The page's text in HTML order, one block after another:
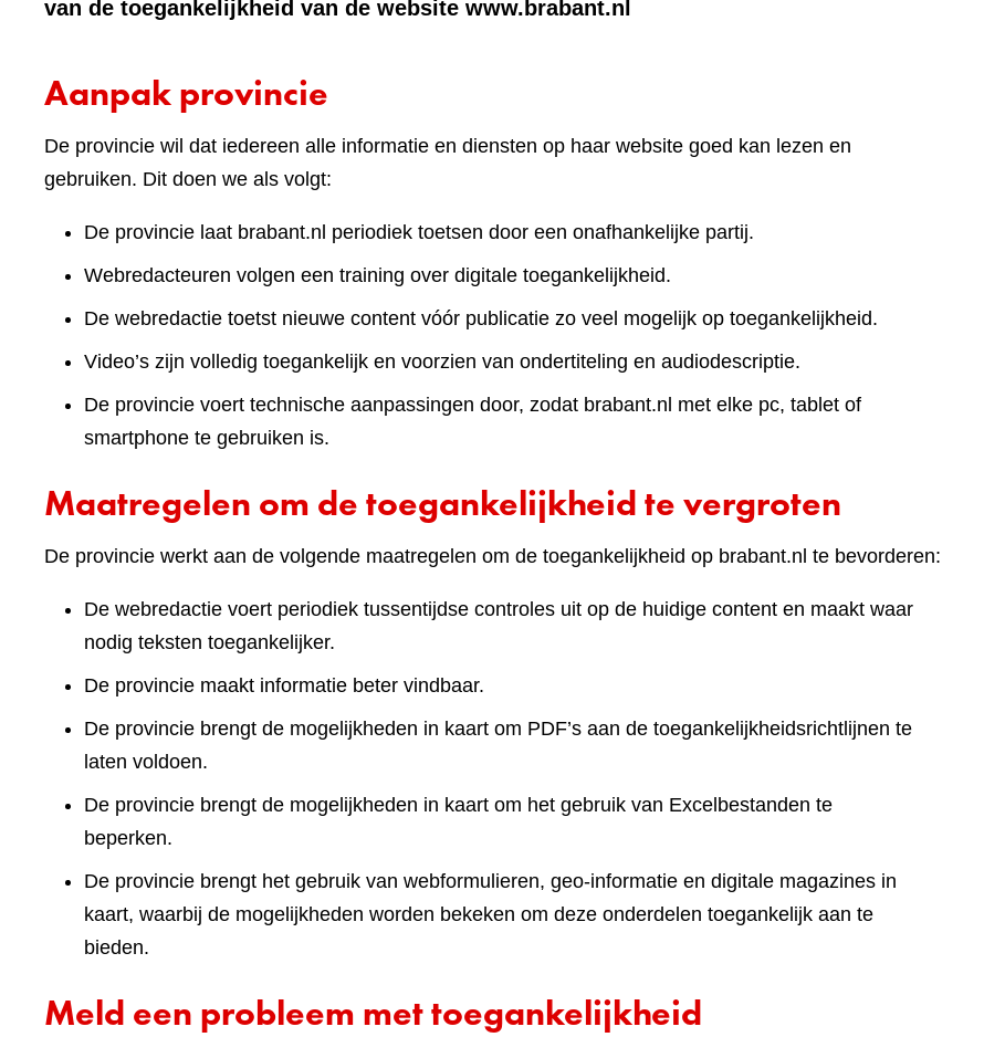
van de toegankelijkheid van de website www.brabant.nl
Aanpak provincie
De provincie wil dat iedereen alle informatie en diensten op haar website goed kan lezen en
gebruiken. Dit doen we als volgt:
De provincie laat brabant.nl periodiek toetsen door een onafhankelijke partij.
Webredacteuren volgen een training over digitale toegankelijkheid.
De webredactie toetst nieuwe content vóór publicatie zo veel mogelijk op toegankelijkheid.
Video’s zijn volledig toegankelijk en voorzien van ondertiteling en audiodescriptie.
De provincie voert technische aanpassingen door, zodat brabant.nl met elke pc, tablet of
smartphone te gebruiken is.
Maatregelen om de toegankelijkheid te vergroten
De provincie werkt aan de volgende maatregelen om de toegankelijkheid op brabant.nl te bevorderen:
De webredactie voert periodiek tussentijdse controles uit op de huidige content en maakt waar
nodig teksten toegankelijker.
De provincie maakt informatie beter vindbaar.
De provincie brengt de mogelijkheden in kaart om PDF’s aan de toegankelijkheidsrichtlijnen te
laten voldoen.
De provincie brengt de mogelijkheden in kaart om het gebruik van Excelbestanden te
beperken.
De provincie brengt het gebruik van webformulieren, geo-informatie en digitale magazines in
kaart, waarbij de mogelijkheden worden bekeken om deze onderdelen toegankelijk aan te
bieden.
Meld een probleem met toegankelijkheid